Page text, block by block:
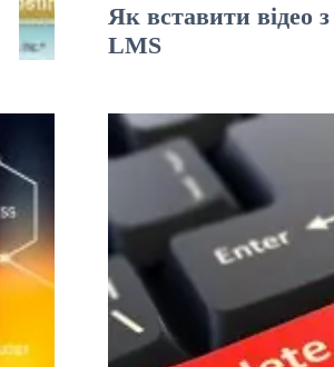
Як вставити відео
LMS